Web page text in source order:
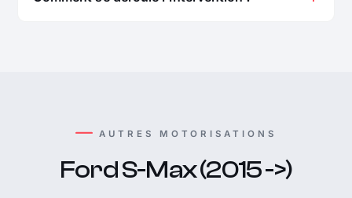
AUTRES MOTORISATIONS
Ford S-Max (2015 ->)